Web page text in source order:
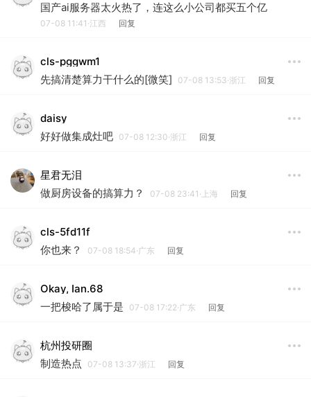
国产ai服务器太火热了，连这么小公司都买五个亿
07-08 11:41·江西 回复
cls-pggwm1
先搞清楚算力干什么的[微笑]
07-08 13:53·浙江 回复
daisy
好好做集成灶吧 07-08 12:30·浙江 回复
星君无泪
做厨房设备的搞算力？
07-08 23:41·上海 回复
cls-5fd11f
你也来？
07-08 18:54·广东 回复
Okay, Ian.68
一把梭哈了属于是
07-08 17:22·广东 回复
杭州投研圈
制造热点
07-08 13:37·浙江 回复